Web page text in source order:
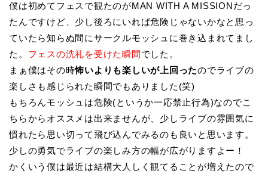
僕は初めてフェスで観たのがMAN WITH A MISSIONだっ
たんですけど、少し後ろにいれば危険じゃないかなと思っ
ていたら知らぬ間にサークルモッシュに巻き込まれてまし
た。 フェスの洗礼を受けた瞬間 でした。
まぁ僕はその時怖いよりも楽しいが上回ったのでライブの
楽しさも感じられた瞬間でもありました(笑)
もちろんモッシュは危険(というか一応禁止行為)なのでこ
ちらからオススメは出来ませんが、少しライブの雰囲気に
慣れたら思い切って飛び込んでみるのも良いと思います。
少しの勇気でライブの楽しみ方の幅が広がりますよー！
かくいう僕は最近は結構大人しく観てることが増えたので